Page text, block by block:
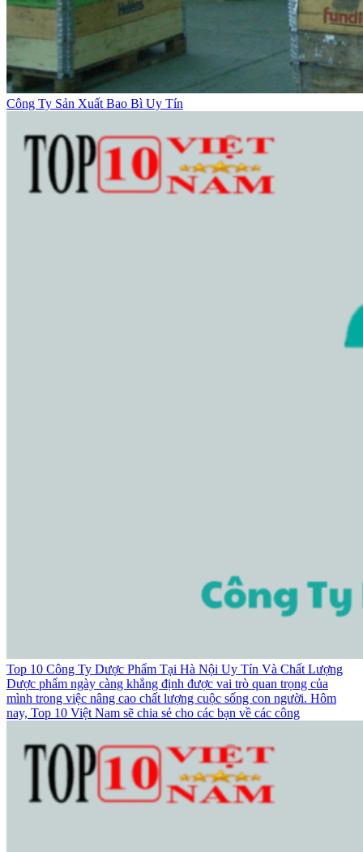
Công Ty Sản Xuất Bao Bì Uy Tín
Top 10 Công Ty Dược Phẩm Tại Hà Nội Uy Tín Và Chất Lượng
Dược phẩm ngày càng khẳng định được vai trò quan trọng của
mình trong việc nâng cao chất lượng cuộc sống con người. Hôm
nay, Top 10 Việt Nam sẽ chia sẻ cho các bạn về các công